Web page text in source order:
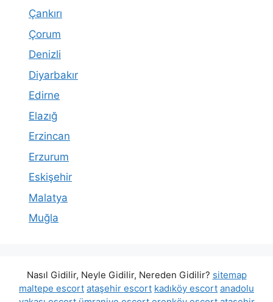
Çankırı
Çorum
Denizli
Diyarbakır
Edirne
Elazığ
Erzincan
Erzurum
Eskişehir
Malatya
Muğla
Nasıl Gidilir, Neyle Gidilir, Nereden Gidilir? sitemap
maltepe escort ataşehir escort kadıköy escort anadolu